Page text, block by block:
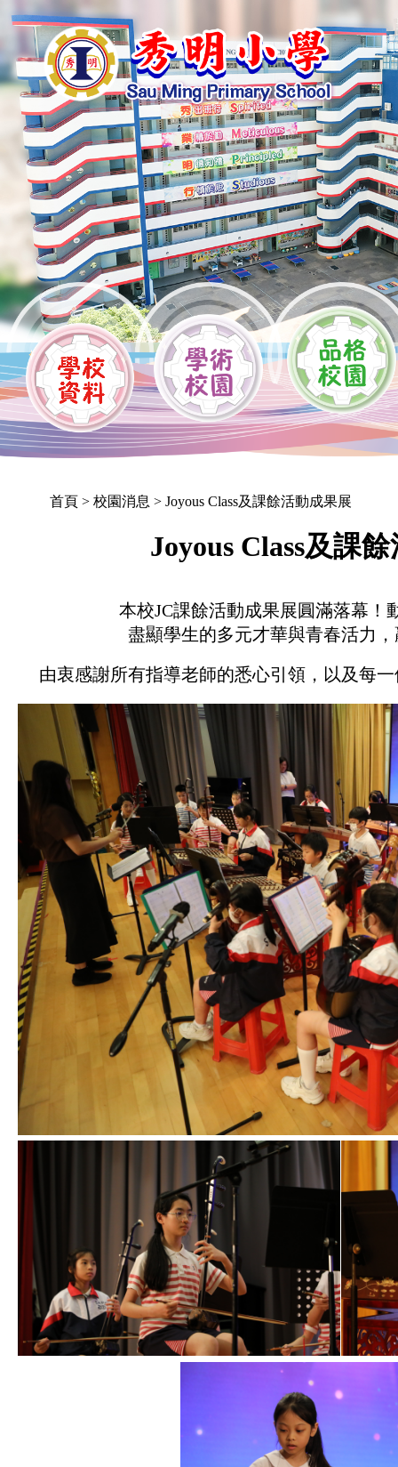
首頁> 校園消息 > Joyous Class及課餘活動成果展
Joyous Class及課
本校JC課餘活動成果展圓滿落幕！
盡顯學生的多元才華與青春活力
由衷感謝所有指導老師的悉心引領，以及每